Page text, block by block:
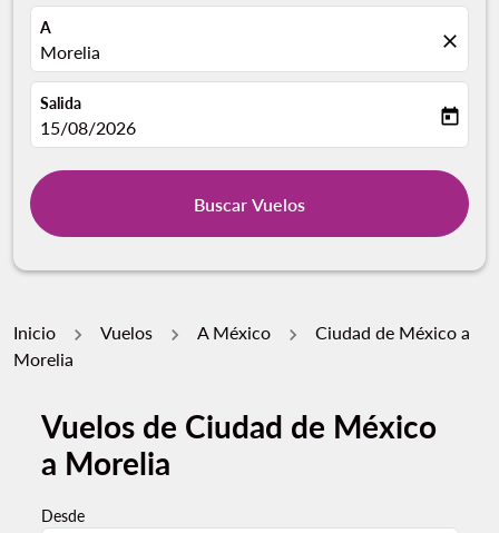
A
Morelia close
Salida
fc-booking-departure-date-aria-label
15/08/2026 today
Buscar Vuelos
Inicio Vuelos A México
Ciudad de México a
Morelia
Vuelos de Ciudad de México
a Morelia
Desde